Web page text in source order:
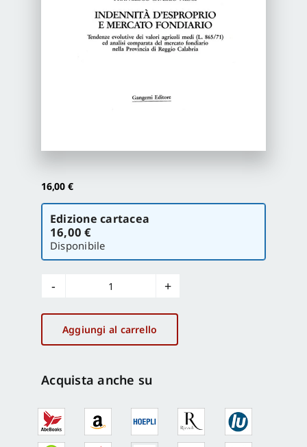
Proposte di pubblicazione
16,00 €
Scegli
versione
Edizione cartacea
16,00 €
Disponibile
Indennità
d'esproprio
e
mercato
quantità
Aggiungi al carrello
Acquista anche su